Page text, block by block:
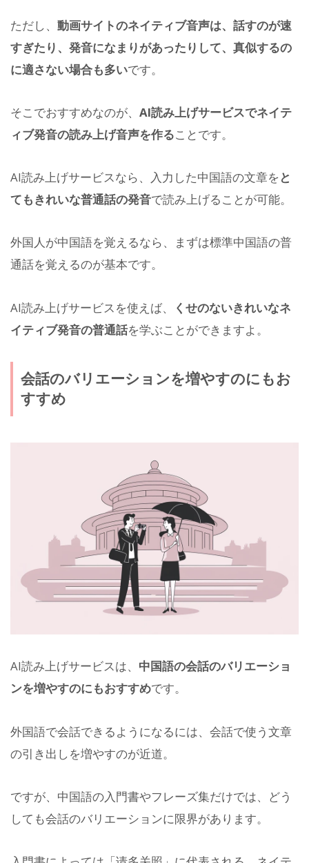
ただし、 動画サイトのネイティブ音声は、話すのが速
すぎたり、発音になまりがあったりして、真似するの
に適さない場合も多いです。
そこでおすすめなのが、 AI読み上げサービスでネイテ
ィブ発音の読み上げ音声を作ることです。
AI読み上げサービスなら、入力した中国語の文章をと
てもきれいな普通話の発音で読み上げることが可能。
外国人が中国語を覚えるなら、まずは標準中国語の普
通話を覚えるのが基本です。
AI読み上げサービスを使えば、
くせのないきれいなネ
イティブ発音の普通話を学ぶことができますよ。
会話のバリエーションを増やすのにもお
すすめ
AI読み上げサービスは、 中国語の会話のバリエーショ
ンを増やすのにもおすすめです。
外国語で会話できるようになるには、会話で使う文章
の引き出しを増やすのが近道。
ですが、中国語の入門書やフレーズ集だけでは、どう
しても会話のバリエーションに限界があります。